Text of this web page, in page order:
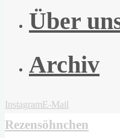
Über
Archiv
InstagramE-Mail
Rezensöhnchen